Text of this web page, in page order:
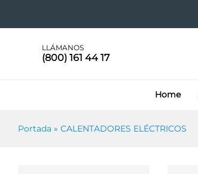
LLÁMANOS
(800) 161 44 17
Home
Portada » CALENTADORES ELÉCTRICOS